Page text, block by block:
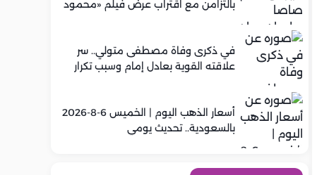
بالتزامن مع اقتراب عرض فيلم «محمود
في ذكرى وفاة مصطفى متولي.. سر
علاقته القوية بعادل إمام وسبب تكرار
أسعار الذهب اليوم | الخميس 6-8-2026
بالسعودية.. تحديث يومي